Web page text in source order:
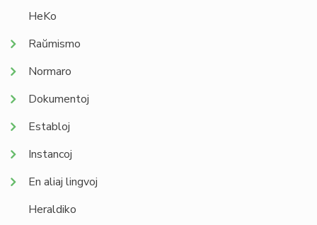
HeKo
Raŭmismo
Normaro
Dokumentoj
Establoj
Instancoj
En aliaj lingvoj
Heraldiko